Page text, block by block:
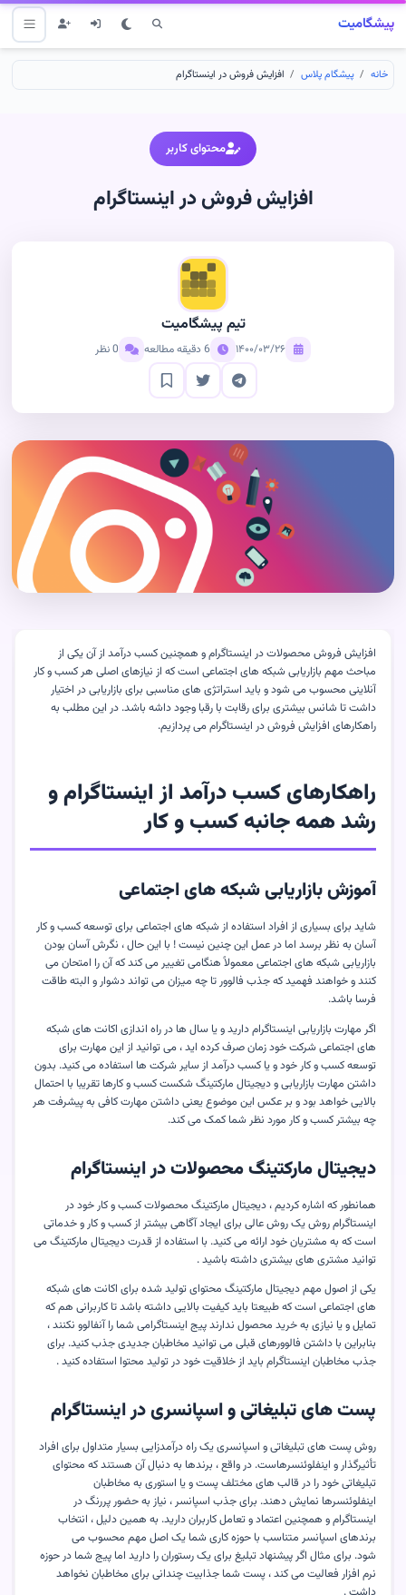
پیشگامیت
خانه پیشگام پلاس افزایش فروش در اینستاگرام
محتوای کاربر
افزایش فروش در اینستاگرام
تیم پیشگامیت
۱۴۰۰/۰۳/۲۶ 6 دقیقه مطالعه 0 نظر
افزایش فروش محصولات در اینستاگرام و همچنین کسب درآمد از آن یکی از
مباحث مهم بازاریابی شبکه های اجتماعی است که از نیازهای اصلی هر کسب و کار
آنلاینی محسوب می شود و باید استراتژی های مناسبی برای بازاریابی در اختیار
داشت تا شانس بیشتری برای رقابت با رقبا وجود داشه باشد. در این مطلب به
راهکارهای افزایش فروش در اینستاگرام می پردازیم.
راهکارهایکسب درآمد از اینستاگرام و
رشد همه جانبه کسب و کار
آموزشبازاریابی شبکه های اجتماعی
شاید برای بسیاری از افراد استفاده از شبکه های اجتماعی برای توسعه کسب و کار
آسان به نظر برسد اما در عمل این چنین نیست ! با این حال ، نگرش آسان بودن
بازاریابی شبکه های اجتماعی معمولاً هنگامی تغییر می کند که آن را امتحان می
کنند و خواهند فهمید که جذب فالوور تا چه میزان می تواند دشوار و البته طاقت
فرسا باشد.
اگر مهارت بازاریابی اینستاگرام دارید و یا سال ها در راه اندازی اکانت های شبکه
های اجتماعی شرکت خود زمان صرف کرده اید ، می توانید از این مهارت برای
توسعه کسب و کار خود و یا کسب درآمد از سایر شرکت ها استفاده می کنید. بدون
داشتن مهارت بازاریابی و دیجیتال مارکتینگ شکست کسب و کارها تقریبا با احتمال
بالایی خواهد بود و بر عکس این موضوع یعنی داشتن مهارت کافی به پیشرفت هر
چه بیشتر کسب و کار مورد نظر شما کمک می کند.
دیجیتال مارکتینگ محصولات در اینستاگرام
همانطور که اشاره کردیم ، دیجیتال مارکتینگ محصولات کسب و کار خود در
اینستاگرام روش یک روش عالی برای ایجاد آگاهی بیشتر از کسب و کار و خدماتی
است که به مشتریان خود ارائه می کنید. با استفاده از قدرت دیجیتال مارکتینگ می
توانید مشتری های بیشتری داشته باشید .
یکی از اصول مهم دیجیتال مارکتینگ محتوای تولید شده برای اکانت های شبکه
های اجتماعی است که طبیعتا باید کیفیت بالایی داشته باشد تا کاربرانی هم که
تمایل و یا نیازی به خرید محصول ندارند پیج اینستاگرامی شما را آنفالوو نکنند ،
بنابراین با داشتن فالوورهای قبلی می توانید مخاطبان جدیدی جذب کنید. برای
جذب مخاطبان اینستاگرام باید از خلاقیت خود در تولید محتوا استفاده کنید .
پست های تبلیغاتی و اسپانسری در اینستاگرام
روش پست های تبلیغاتی و اسپانسری یک راه درآمدزایی بسیار متداول برای افراد
تأثیرگذار و اینفلوئنسرهاست. در واقع ، برندها به دنبال آن هستند که محتوای
تبلیغاتی خود را در قالب های مختلف پست و یا استوری به مخاطبان
اینفلوئنسرها نمایش دهند. برای جذب اسپانسر ، نیاز به حضور پررنگ در
اینستاگرام و همچنین اعتماد و تعامل کاربران دارید. به همین دلیل ، انتخاب
برندهای اسپانسر متناسب با حوزه کاری شما یک اصل مهم محسوب می
شود. برای مثال اگر پیشنهاد تبلیغ برای یک رستوران را دارید اما پیج شما در حوزه
نرم افزار فعالیت می کند ، پست شما جذابیت چندانی برای مخاطبان نخواهد